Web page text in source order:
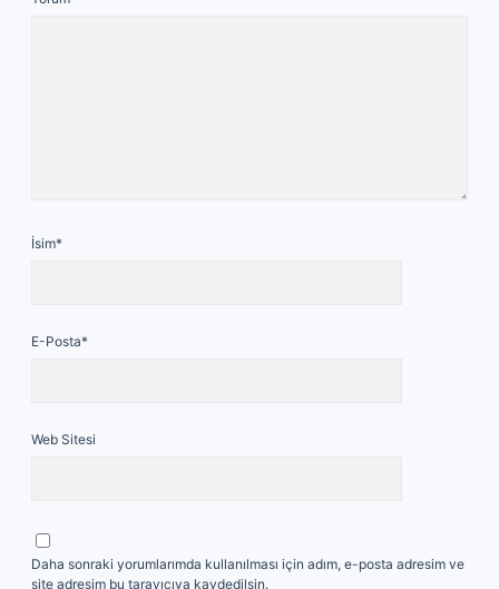
İsim*
E-Posta*
Web Sitesi
Daha sonraki yorumlarımda kullanılması için adım, e-posta adresim ve
site adresim bu tarayıcıya kaydedilsin.